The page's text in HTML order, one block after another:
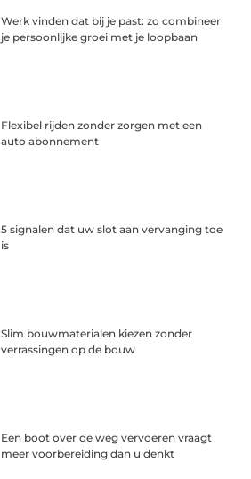
Werk vinden dat bij je past: zo combineer
je persoonlijke groei met je loopbaan
Flexibel rijden zonder zorgen met een
auto abonnement
5 signalen dat uw slot aan vervanging toe
is
Slim bouwmaterialen kiezen zonder
verrassingen op de bouw
Een boot over de weg vervoeren vraagt
meer voorbereiding dan u denkt